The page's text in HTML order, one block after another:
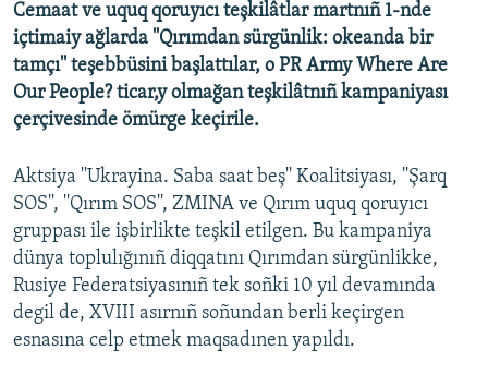
RFE/RS bütün saytları
Cemaat ve uquq qoruyıcı teşkilâtlar martnıñ 1-nde
içtimaiy ağlarda ''Qırımdan sürgünlik: okeanda bir
tamçı'' teşebbüsini başlattılar, o PR Army Where Are
Our People? ticar,y olmağan teşkilâtnıñ kampaniyası
çerçivesinde ömürge keçirile.
Aktsiya ''Ukrayina. Saba saat beş'' Koalitsiyası, ''Şarq
SOS'', ''Qırım SOS'', ZMINA ve Qırım uquq qoruyıcı
gruppası ile işbirlikte teşkil etilgen. Bu kampaniya
dünya toplulığınıñ diqqatını Qırımdan sürgünlikke,
Rusiye Federatsiyasınıñ tek soñki 10 yıl devamında
degil de, XVIII asırnıñ soñundan berli keçirgen
esnasına celp etmek maqsadınen yapıldı.